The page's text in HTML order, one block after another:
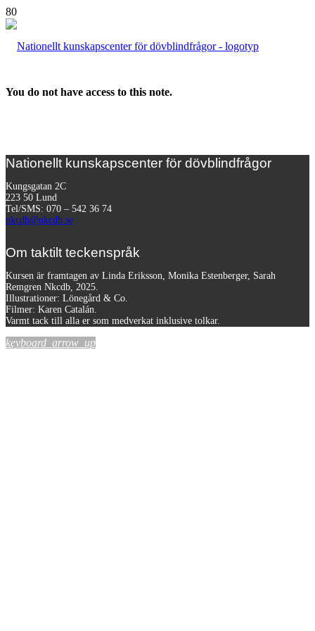
You do not have access to this note.
Nationellt kunskapscenter för dövblindfrågor
Kungsgatan 2C
223 50 Lund
Tel/SMS: 070 – 542 36 74
nkcdb@nkcdb.se
Om taktilt teckenspråk
Kursen är framtagen av Linda Eriksson, Monika Estenberger, Sarah
Remgren Nkcdb, 2025.
Illustrationer: Lönegård & Co.
Filmer: Karen Catalán.
Varmt tack till alla er som medverkat inklusive tolkar.
keyboard_arrow_up